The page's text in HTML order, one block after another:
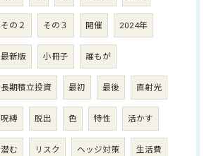
その２ その３ 開催 2024年
最新版 小冊子 誰もが
長期積立投資 最初 最後 直射光
呪縛 脱出 色 特性 活かす
潜む リスク ヘッジ対策 生活費